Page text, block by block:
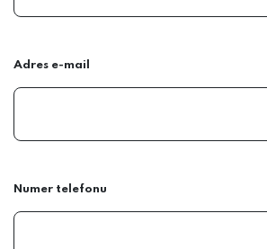
Adres e-mail
Numer telefonu